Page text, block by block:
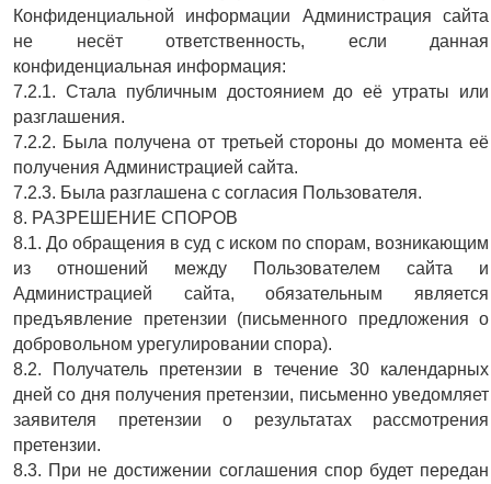
Конфиденциальной информации Администрация сайта
не несёт ответственность, если данная
конфиденциальная информация:
7.2.1. Стала публичным достоянием до её утраты или
разглашения.
7.2.2. Была получена от третьей стороны до момента её
получения Администрацией сайта.
7.2.3. Была разглашена с согласия Пользователя.
8. РАЗРЕШЕНИЕ СПОРОВ
8.1. До обращения в суд с иском по спорам, возникающим
из отношений между Пользователем сайта и
Администрацией сайта, обязательным является
предъявление претензии (письменного предложения о
добровольном урегулировании спора).
8.2. Получатель претензии в течение 30 календарных
дней со дня получения претензии, письменно уведомляет
заявителя претензии о результатах рассмотрения
претензии.
8.3. При не достижении соглашения спор будет передан